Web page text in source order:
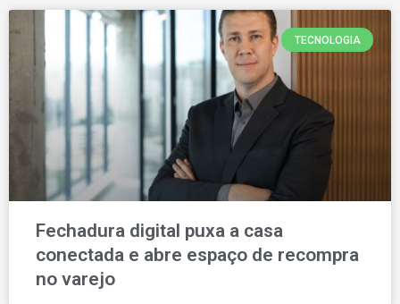
TECNOLOGIA
Fechadura digital puxa a casa
conectada e abre espaço de recompra
no varejo